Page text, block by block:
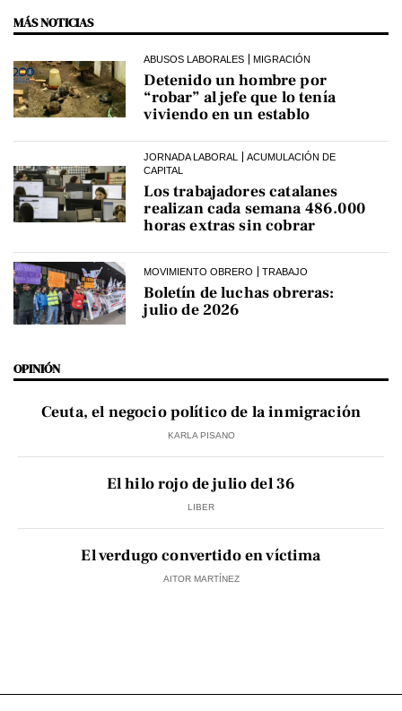
MÁS NOTICIAS
ABUSOS LABORALES MIGRACIÓN
Detenido un hombre por
“robar” al jefe que lo tenía
viviendo en un establo
JORNADA LABORAL
ACUMULACIÓN DE
CAPITAL
Los trabajadores catalanes
realizan cada semana 486.000
horas extras sin cobrar
MOVIMIENTO OBRERO TRABAJO
Boletín de luchas obreras:
julio de 2026
OPINIÓN
Ceuta, el negocio político de la inmigración
KARLA PISANO
El hilo rojo de julio del 36
LIBER
El verdugo convertido en víctima
AITOR MARTÍNEZ